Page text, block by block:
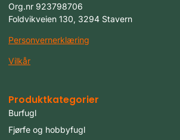
Org.nr 923798706
Foldvikveien 130, 3294 Stavern
Personvernerklæring
Vilkår
Produktkategorier
Burfugl
Fjørfe og hobbyfugl